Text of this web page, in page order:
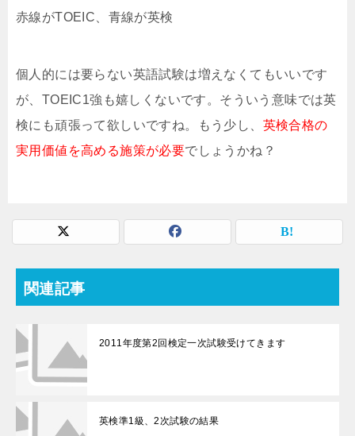
赤線がTOEIC、青線が英検
個人的には要らない英語試験は増えなくてもいいです
が、TOEIC1強も嬉しくないです。そういう意味では英
検にも頑張って欲しいですね。もう少し、 英検合格の
実用価値を高める施策が必要でしょうかね？
関連記事
2011年度第2回検定一次試験受けてきます
英検準1級、2次試験の結果